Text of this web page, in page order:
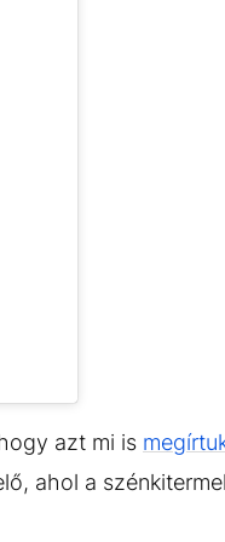
azt mi is
ahol a